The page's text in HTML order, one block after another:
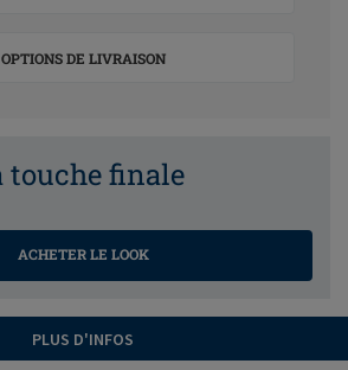
OPTIONS DE LIVRAISON
touche finale
ACHETER LE LOOK
PLUS D'INFOS